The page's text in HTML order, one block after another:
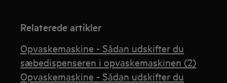
Relaterede artikler
Opvaskemaskine - Sådan udskifter du
sæbedispenseren i opvaskemaskinen (2)
Opvaskemaskine - Sådan udskifter du